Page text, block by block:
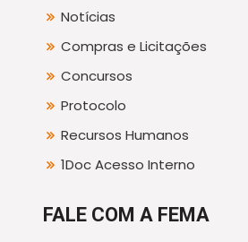
Notícias
Compras e Licitações
Concursos
Protocolo
Recursos Humanos
1Doc Acesso Interno
FALE COM A FEMA